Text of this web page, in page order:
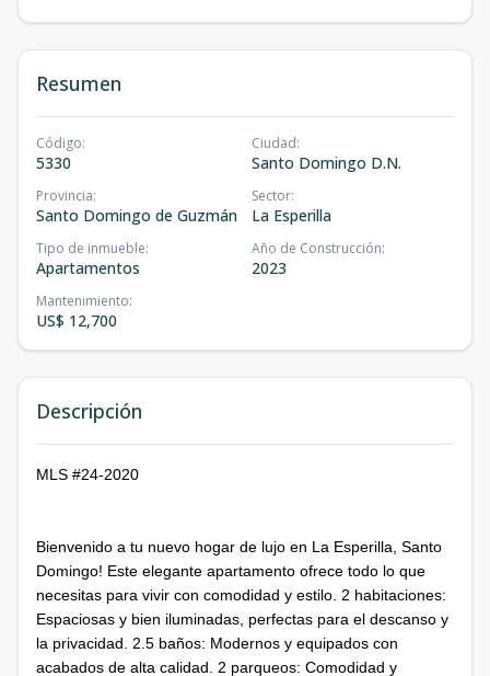
Resumen
Código:
5330
Ciudad:
Santo Domingo D.N.
Provincia:
Santo Domingo de Guzmán
Sector:
La Esperilla
Tipo de inmueble:
Apartamentos
Año de Construcción:
2023
Mantenimiento:
US$ 12,700
Descripción
MLS #24-2020
Bienvenido a tu nuevo hogar de lujo en La Esperilla, Santo
Domingo! Este elegante apartamento ofrece todo lo que
necesitas para vivir con comodidad y estilo. 2 habitaciones:
Espaciosas y bien iluminadas, perfectas para el descanso y
la privacidad. 2.5 baños: Modernos y equipados con
acabados de alta calidad. 2 parqueos: Comodidad y